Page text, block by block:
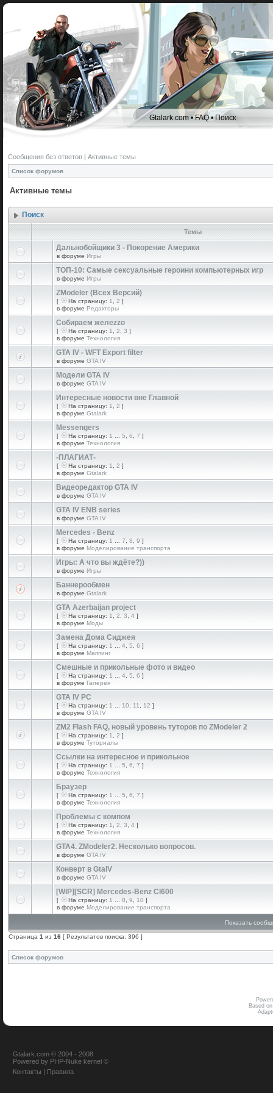
Gtalark.com •FAQ•Поиск
Сообщения без ответов | Активные темы
Список форумов
Активные темы
Поиск
Темы
Дальнобойщики 3 - Покорение Америки
в форуме Игры
ТОП-10: Самые сексуальные героини компьютерных игр
в форуме Игры
ZModeler (Всех Версий)
[ На страницу: 1 2 ]
в форуме Редакторы
Собираем желеzzо
[ На страницу: 1 2 3 ]
в форуме Технология
GTA IV - WFT Export filter
в форуме GTA IV
Модели GTA IV
в форуме GTA IV
Интересные новости вне Главной
[ На страницу: 1 2 ]
в форуме Gtalark
Messengers
[ На страницу: 1 5 6 7 ]
в форуме Технология
-ПЛАГИАТ-
[ На страницу: 1 2 ]
в форуме Gtalark
Видеоредактор GTA IV
в форуме GTA IV
GTA IV ENB series
в форуме GTA IV
Mercedes - Benz
[ На страницу: 1 7 8 9 ]
в форуме Моделирование транспорта
Игры: А что вы ждёте?))
в форуме Игры
Баннерообмен
в форуме Gtalark
GTA Azerbaijan project
[ На страницу: 1 2 3 4 ]
в форуме Моды
Замена Дома Сиджея
[ На страницу: 1 4 5 6 ]
в форуме Маппинг
Смешные и прикольные фото и видео
[ На страницу: 1 4 5 6 ]
в форуме Галерея
GTA IV PC
[ На страницу: 1 10 11 12 ]
в форуме GTA IV
ZM2 Flash FAQ, новый уровень туторов по ZModeler 2
[ На страницу: 1 2 ]
в форуме Туториалы
Ссылки на интересное и прикольное
[ На страницу: 1 5 6 7 ]
в форуме Технология
Браузер
[ На страницу: 1 5 6 7 ]
в форуме Технология
Проблемы с компом
[ На страницу: 1 2 3 4 ]
в форуме Технология
GTA4. ZModeler2. Несколько вопросов.
в форуме GTA IV
Конверт в GtaIV
в форуме GTA IV
[WIP][SCR] Mercedes-Benz Cl600
[ На страницу: 1 8 9 10 ]
в форуме Моделирование транспорта
Показать
Страница 1 из 16 [ Результатов поиска: 396 ]
Список форумов
Based
Gtalark.com © 2004 - 2008
Powered by PHP-Nuke kernel ©
Контакты | Правила